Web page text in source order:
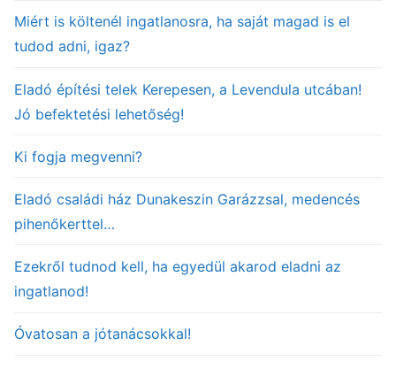
Miért is költenél ingatlanosra, ha saját magad is el
tudod adni, igaz?
Eladó építési telek Kerepesen, a Levendula utcában!
Jó befektetési lehetőség!
Ki fogja megvenni?
Eladó családi ház Dunakeszin Garázzsal, medencés
pihenőkerttel…
Ezekről tudnod kell, ha egyedül akarod eladni az
ingatlanod!
Óvatosan a jótanácsokkal!